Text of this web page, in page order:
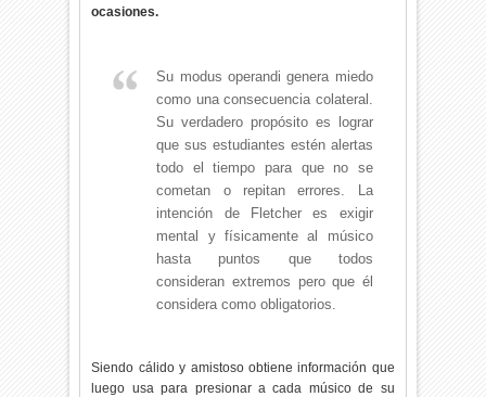
ocasiones.
Su modus operandi genera miedo
como una consecuencia colateral.
Su verdadero propósito es lograr
que sus estudiantes estén alertas
todo el tiempo para que no se
cometan o repitan errores. La
intención de Fletcher es exigir
mental y físicamente al músico
hasta puntos que todos
consideran extremos pero que él
considera como obligatorios.
Siendo cálido y amistoso obtiene información que
luego usa para presionar a cada músico de su